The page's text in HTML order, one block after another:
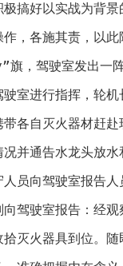
搞好以实战为背
，各施其责，以
旗，驾驶室发出一
室进行指挥，轮
各自灭火器材赶赴
并通告水龙头放
员向驾驶室报告
驾驶室报告：经
拾灭火器具到位。